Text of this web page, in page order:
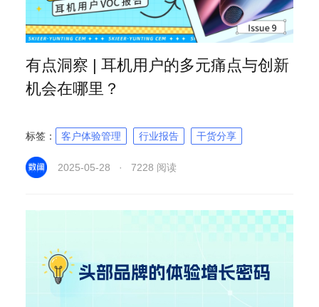
有点洞察 | 耳机用户的多元痛点与创新
机会在哪里？
标签： 客户体验管理 行业报告 干货分享
2025-05-28 · 7228 阅读